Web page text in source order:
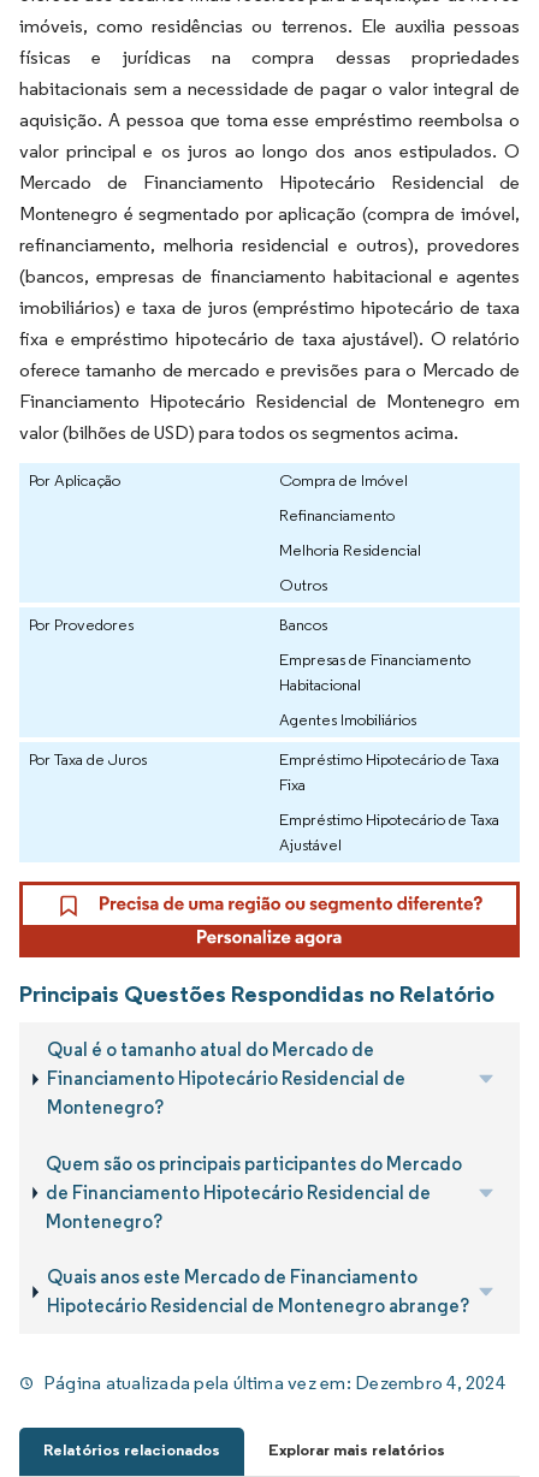
imóveis, como residências ou terrenos. Ele auxilia pessoas
físicas e jurídicas na compra dessas propriedades
habitacionais sem a necessidade de pagar o valor integral de
aquisição. A pessoa que toma esse empréstimo reembolsa o
valor principal e os juros ao longo dos anos estipulados. O
Mercado de Financiamento Hipotecário Residencial de
Montenegro é segmentado por aplicação (compra de imóvel,
refinanciamento, melhoria residencial e outros), provedores
(bancos, empresas de financiamento habitacional e agentes
imobiliários) e taxa de juros (empréstimo hipotecário de taxa
fixa e empréstimo hipotecário de taxa ajustável). O relatório
oferece tamanho de mercado e previsões para o Mercado de
Financiamento Hipotecário Residencial de Montenegro em
valor (bilhões de USD) para todos os segmentos acima.
Por Aplicação
Compra de Imóvel
Refinanciamento
Melhoria Residencial
Outros
Por Provedores
Bancos
Empresas de Financiamento
Habitacional
Agentes Imobiliários
Por Taxa de Juros
Empréstimo Hipotecário de Taxa
Fixa
Empréstimo Hipotecário de Taxa
Ajustável
Principais Questões Respondidas no Relatório
Qual é o tamanho atual do Mercado de
Financiamento Hipotecário Residencial de
Montenegro?
Quem são os principais participantes do Mercado
de Financiamento Hipotecário Residencial de
Montenegro?
Quais anos este Mercado de Financiamento
Hipotecário Residencial de Montenegro abrange?
Página atualizada pela última vez em: Dezembro 4, 2024
Relatórios relacionados Explorar mais relatórios